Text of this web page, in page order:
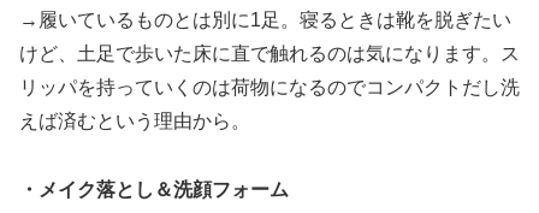
→履いているものとは別に1足。寝るときは靴を脱ぎたい
けど、土足で歩いた床に直で触れるのは気になります。ス
リッパを持っていくのは荷物になるのでコンパクトだし洗
えば済むという理由から。
・メイク落とし＆洗顔フォーム